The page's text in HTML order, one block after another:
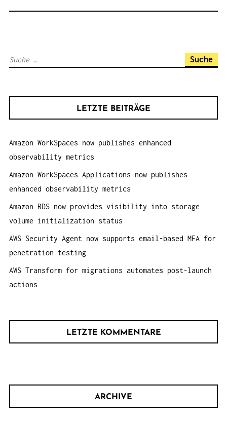
V
T
S
a
c
h
:
LETZTE BEITRÄGE
Amazon WorkSpaces now publishes enhanced
observability metrics
Amazon WorkSpaces Applications now publishes
enhanced observability metrics
Amazon RDS now provides visibility into storage
volume initialization status
AWS Security Agent now supports email-based MFA for
penetration testing
AWS Transform for migrations automates post-launch
actions
LETZTE KOMMENTARE
ARCHIVE